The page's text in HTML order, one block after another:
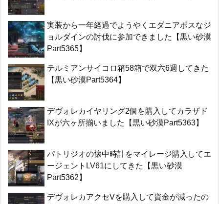
実装から一年経過でようやくエダニアボスなジ
ョルダインの討伐に参加できました【黒い砂漠
Part5365】
テルミアンサイコロ箱58箱で双六6週してきた
【黒い砂漠Part5364】
デヴォレカイヤリング2個を購入してカラザド
IXが六ヶ所揃いました【黒い砂漠Part5363】
パトリジオの懐中時計をマイレージ購入してエ
ージェントLV61にしてきた【黒い砂漠
Part5362】
デヴォレカアクセVを購入して資金が減ったの